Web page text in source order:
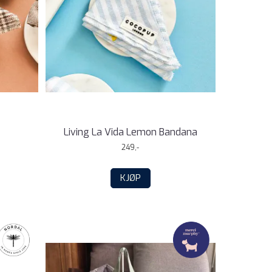
Living La Vida Lemon Bandana
249,-
KJØP